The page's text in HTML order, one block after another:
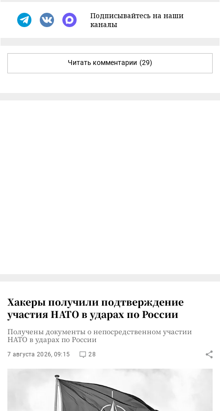
Подписывайтесь на наши
каналы
Читать комментарии (29)
Хакеры получили подтверждение
участия НАТО в ударах по России
Получены документы о непосредственном участии
НАТО в ударах по России
7 августа 2026, 09:15 28